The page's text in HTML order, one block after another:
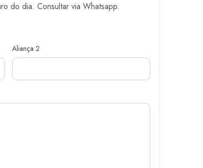
do dia. Consultar via Whatsapp.
Aliança 2